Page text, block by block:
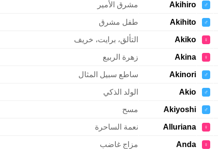
♂
Akihiro مشرق الأمير
♂
Akihito طفل مشرق
♀
Akiko التألق، برايت، خريف
♀
Akina زهرة الربيع
♂
Akinori ساطع سبيل المثال
♂
Akio الولد الذكي
♂
Akiyoshi مسح
♀
Alluriana نعمة الساحرة
♀
Anda مزاج غاضب